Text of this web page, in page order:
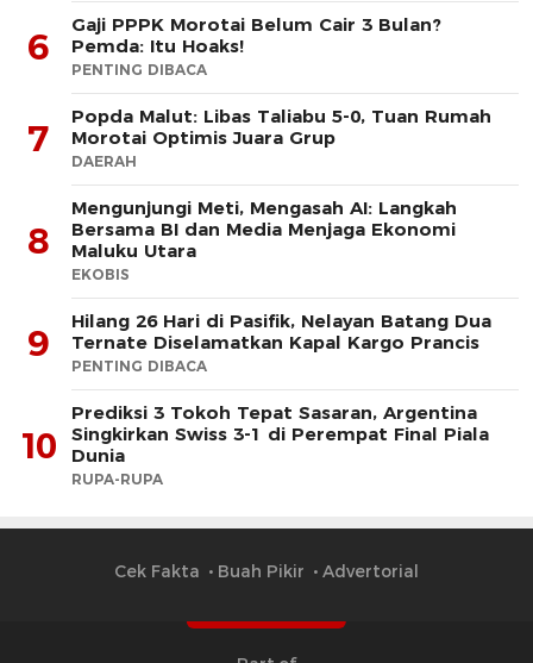
6
Gaji PPPK Morotai Belum Cair 3 Bulan?
Pemda: Itu Hoaks!
PENTING DIBACA
7
Popda Malut: Libas Taliabu 5-0, Tuan Rumah
Morotai Optimis Juara Grup
DAERAH
8
Mengunjungi Meti, Mengasah AI: Langkah
Bersama BI dan Media Menjaga Ekonomi
Maluku Utara
EKOBIS
9
Hilang 26 Hari di Pasifik, Nelayan Batang Dua
Ternate Diselamatkan Kapal Kargo Prancis
PENTING DIBACA
10
Prediksi 3 Tokoh Tepat Sasaran, Argentina
Singkirkan Swiss 3-1 di Perempat Final Piala
Dunia
RUPA-RUPA
Cek Fakta Buah Pikir Advertorial